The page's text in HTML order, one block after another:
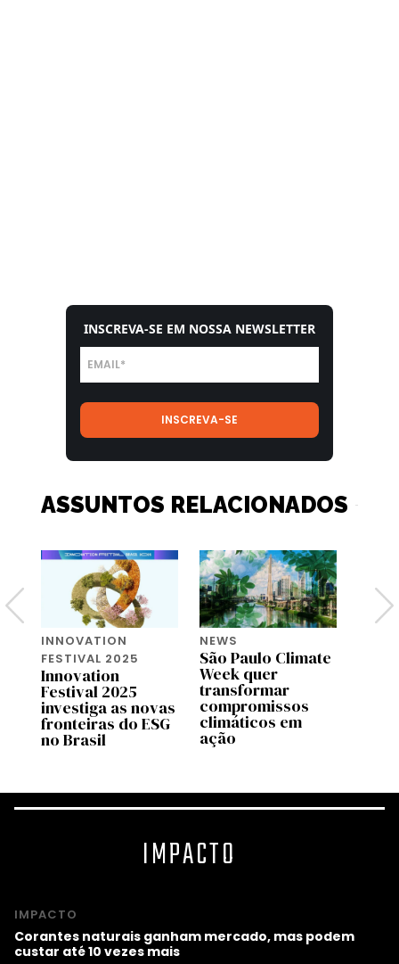
INSCREVA-SE EM NOSSA NEWSLETTER
ASSUNTOS RELACIONADOS
INNOVATION
FESTIVAL 2025
Innovation
Festival 2025
investiga as novas
fronteiras do ESG
no Brasil
NEWS
São Paulo Climate
Week quer
transformar
compromissos
climáticos em
ação
IMPACTO
IMPACTO
Corantes naturais ganham mercado, mas podem
custar até 10 vezes mais